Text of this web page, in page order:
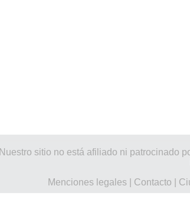
Nuestro sitio no está afiliado ni patrocinado
Menciones legales| Contacto